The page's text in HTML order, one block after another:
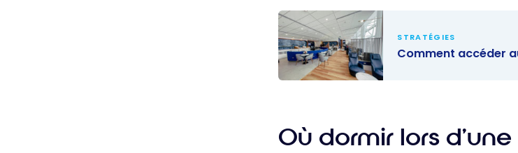
salons VIP
d’aéroport?
STRATÉGIES
Comment accéder
Où dormir lors